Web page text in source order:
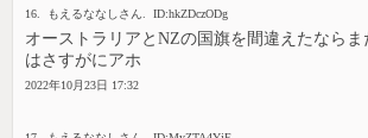
16. もえるななしさん. ID:hkZDczODg
オーストラリアとNZの国旗を間違えたならま
はさすがにアホ
2022年10月23日 17:32